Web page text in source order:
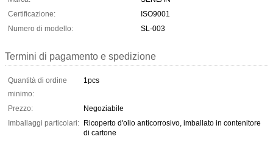
Certificazione:
ISO9001
Numero di modello:
SL-003
Termini di pagamento e spedizione
Quantità di ordine
minimo:
1pcs
Prezzo:
Negoziabile
Imballaggi particolari: Ricoperto d'olio anticorrosivo, imballato in contenitore
di cartone